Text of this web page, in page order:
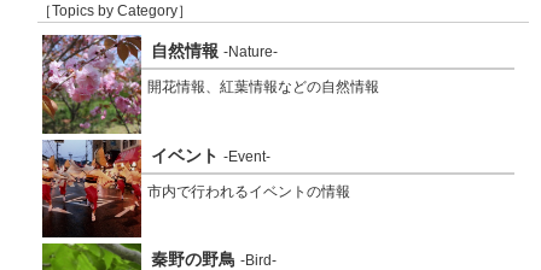
［Topics by Category］
自然情報 -Nature-
開花情報、紅葉情報などの自然情報
イベント -Event-
市内で行われるイベントの情報
秦野の野鳥 -Bird-